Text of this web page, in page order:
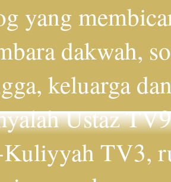
yang
dakwah,
keluarga
Ustaz
TV3,